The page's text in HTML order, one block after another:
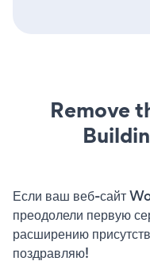
Remove
Если ваш веб-сайт
преодолели первую
расширению
поздравляю!